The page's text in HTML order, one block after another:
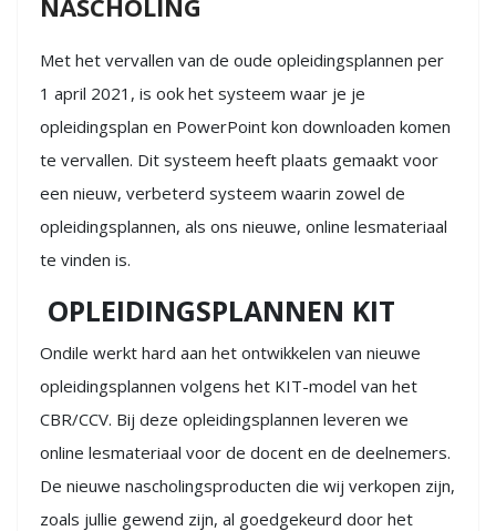
NASCHOLING
Met het vervallen van de oude opleidingsplannen per
1 april 2021, is ook het systeem waar je je
opleidingsplan en PowerPoint kon downloaden komen
te vervallen. Dit systeem heeft plaats gemaakt voor
een nieuw, verbeterd systeem waarin zowel de
opleidingsplannen, als ons nieuwe, online lesmateriaal
te vinden is.
OPLEIDINGSPLANNEN KIT
Ondile werkt hard aan het ontwikkelen van nieuwe
opleidingsplannen volgens het KIT-model van het
CBR/CCV. Bij deze opleidingsplannen leveren we
online lesmateriaal voor de docent en de deelnemers.
De nieuwe nascholingsproducten die wij verkopen zijn,
zoals jullie gewend zijn, al goedgekeurd door het